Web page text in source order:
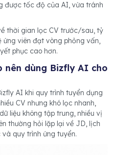
được tốc độ của AI, vừa tránh
thời gian lọc CV trước/sau, tỷ
ứng viên đạt vòng phỏng vấn,
phục cao hơn.
nên dùng Bizfly AI cho
AI khi quy trình tuyển dụng
CV nhưng khó lọc nhanh,
liệu không tập trung, nhiều vị
thường hỏi lặp lại về JD, lịch
quy trình ứng tuyển.